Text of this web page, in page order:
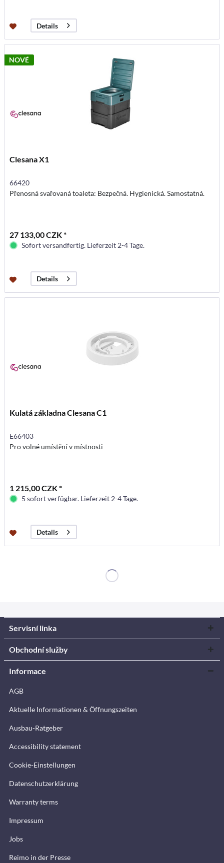
Details
NOVÉ
Clesana X1
66420
Přenosná svařovaná toaleta: Bezpečná. Hygienická. Samostatná.
27 133,00 CZK *
Sofort versandfertig. Lieferzeit 2-4 Tage.
Details
Kulatá základna Clesana C1
E66403
Pro volné umístění v místnosti
1 215,00 CZK *
5 sofort verfügbar. Lieferzeit 2-4 Tage.
Details
Servisní linka
Obchodní služby
Informace
AGB
Aktuelle Informationen & Öffnungszeiten
Ausbau-Ratgeber
Accessibility statement
Cookie-Einstellungen
Datenschutzerklärung
Warranty terms
Impressum
Jobs
Reimo in der Presse